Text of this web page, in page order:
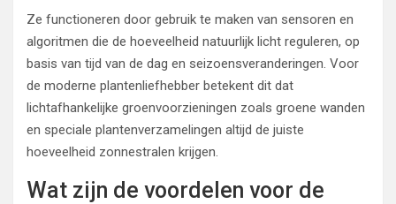
Ze functioneren door gebruik te maken van sensoren en
algoritmen die de hoeveelheid natuurlijk licht reguleren, op
basis van tijd van de dag en seizoensveranderingen. Voor
de moderne plantenliefhebber betekent dit dat
lichtafhankelijke groenvoorzieningen zoals groene wanden
en speciale plantenverzamelingen altijd de juiste
hoeveelheid zonnestralen krijgen.
Wat zijn de voordelen voor de